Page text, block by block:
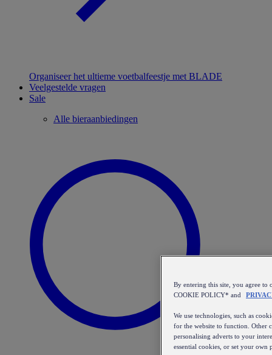
Organiseer het ultieme voetbalfeestje met BLADE
Veelgestelde vragen
Sale
Alle bieraanbiedingen
By entering this site, you agree to
COOKIE POLICY* and
We use technologies, such as
for the website to function. Other
personalising adverts to your
essential cookies, or set your own